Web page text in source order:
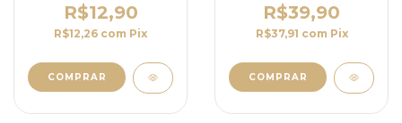
R$12,90
R$12,26 com Pix
COMPRAR
R$39,90
R$37,91 com Pix
COMPRAR